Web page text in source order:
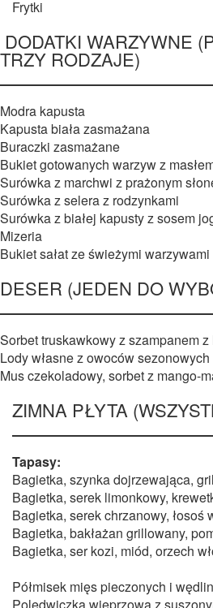
Frytki
DODATKI WARZYWNE
TRZY RODZAJE)
Modra kapusta
Kapusta biała zasmażana
Buraczki zasmażane
Bukiet gotowanych warzyw z
Surówka z marchwi z prażonym
Surówka z selera z rodzynkami
Surówka z białej kapusty z sosem
Mizeria
Bukiet sałat ze świeżymi warzywami
DESER (JEDEN DO
Sorbet truskawkowy z szampanem
Lody własne z owoców sezonowych
Mus czekoladowy, sorbet z mango-
ZIMNA PŁYTA
Tapasy:
​​​​​Bagietka, szynka dojrzewająca,
Bagietka, serek limonkowy,
Bagietka, serek chrzanowy, łosoś
Bagietka, bakłażan grillowany,
Bagietka, ser kozi, miód, orzech
Półmisek mięs pieczonych i wędlin